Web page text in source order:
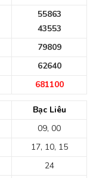
55863
43553
79809
62640
681100
Bạc Liêu
09, 00
17, 10, 15
24